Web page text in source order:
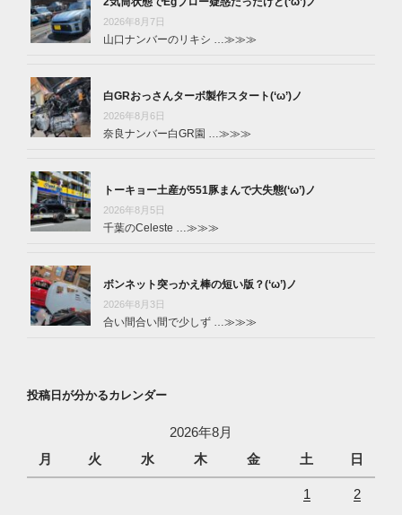
2026年8月7日
山口ナンバーのリキシ … ≫≫≫
白GRおっさんターボ製作スタート(‘ω’)ノ
2026年8月6日
奈良ナンバー白GR園 … ≫≫≫
トーキョー土産が551豚まんで大失態(‘ω’)ノ
2026年8月5日
千葉のCeleste … ≫≫≫
ボンネット突っかえ棒の短い版？(‘ω’)ノ
2026年8月3日
合い間合い間で少しず … ≫≫≫
投稿日が分かるカレンダー
2026年8月
月
火 水 木 金 土 日
1 2